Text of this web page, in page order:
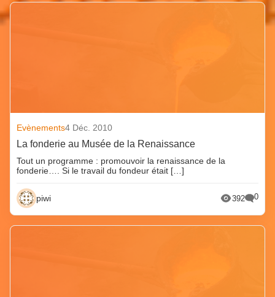
Evènements4 Déc. 2010
La fonderie au Musée de la Renaissance
Tout un programme : promouvoir la renaissance de la
fonderie…. Si le travail du fondeur était […]
piwi 392 0